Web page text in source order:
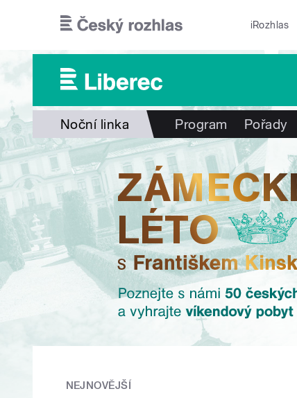
iRozhlas
Noční linka Program Pořady
NEJNOVĚJŠÍ